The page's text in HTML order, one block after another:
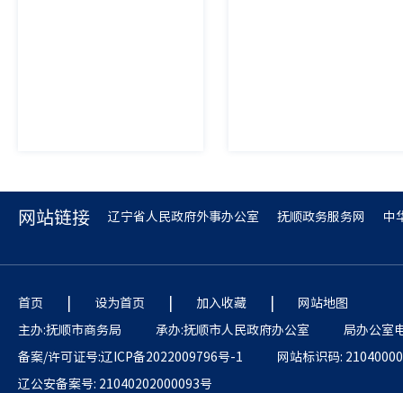
网站链接 辽宁省人民政府外事办公室 抚顺政务服务网 中
首页 | 设为首页 | 加入收藏 |
网站地图
主办:抚顺市商务局
承办:抚顺市人民政府办公室
局办公室
备案/许可证号:辽ICP备2022009796号-1
网站标识码:
辽公安备案号: 21040202000093号